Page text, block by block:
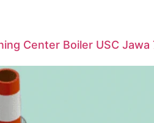
Center Boiler USC Jawa